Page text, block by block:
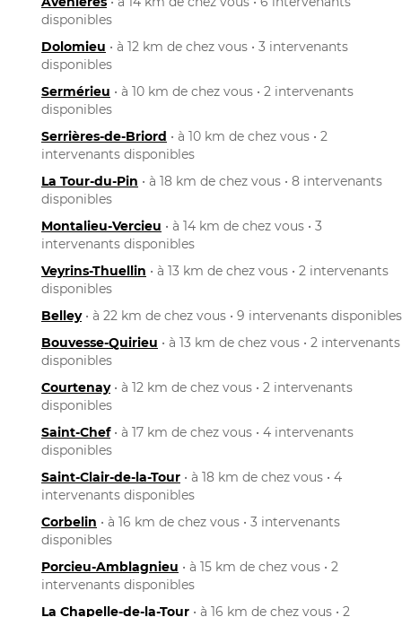
disponibles
Dolomieu • à 12 km de chez vous • 3 intervenants
disponibles
Sermérieu • à 10 km de chez vous • 2 intervenants
disponibles
Serrières-de-Briord • à 10 km de chez vous • 2
intervenants disponibles
La Tour-du-Pin • à 18 km de chez vous • 8 intervenants
disponibles
Montalieu-Vercieu • à 14 km de chez vous • 3
intervenants disponibles
Veyrins-Thuellin • à 13 km de chez vous • 2 intervenants
disponibles
Belley• à 22 km de chez vous • 9 intervenants disponibles
Bouvesse-Quirieu • à 13 km de chez vous • 2 intervenants
disponibles
Courtenay• à 12 km de chez vous • 2 intervenants
disponibles
Saint-Chef• à 17 km de chez vous • 4 intervenants
disponibles
Saint-Clair-de-la-Tour • à 18 km de chez vous • 4
intervenants disponibles
Corbelin • à 16 km de chez vous • 3 intervenants
disponibles
Porcieu-Amblagnieu • à 15 km de chez vous • 2
intervenants disponibles
La Chapelle-de-la-Tour • à 16 km de chez vous • 2